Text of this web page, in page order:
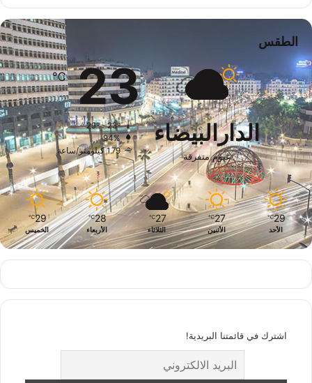
الطقس
الدارالبيضاء
غيوم متفرقة
23
℃
29º - 23º
94%
1.79 كيلومتر/ساعة
29
℃
الأحد
27
℃
الأثنين
27
℃
الثلاثاء
28
℃
الأربعاء
29
℃
الخميس
اشترك في قائمتنا البريدية!